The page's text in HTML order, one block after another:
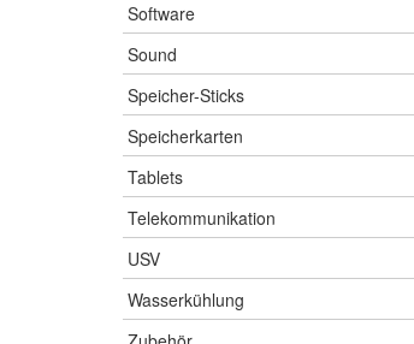
Software
Sound
Speicher-Sticks
Speicherkarten
Tablets
Telekommunikation
USV
Wasserkühlung